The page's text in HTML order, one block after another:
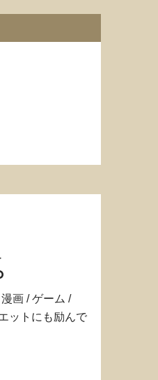
画 / ゲーム /
ットにも励んで